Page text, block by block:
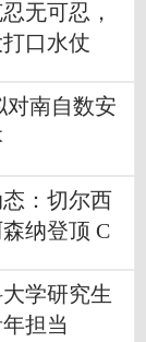
无可忍，
口水仗
对南自数安
：切尔西
纳登顶 C
学研究生
担当